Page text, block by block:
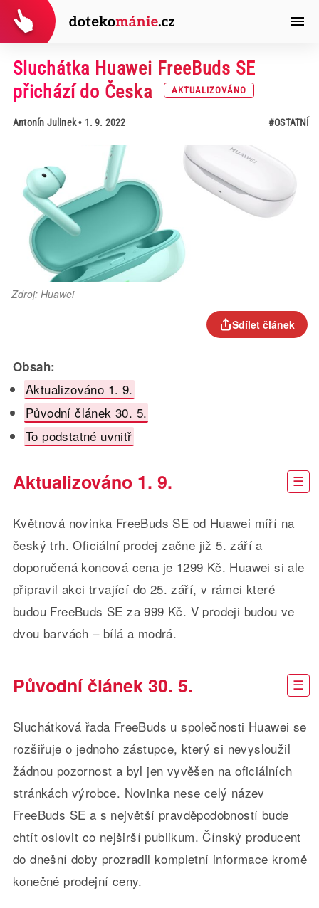
Sluchátka Huawei FreeBuds SE
přichází do Česka
AKTUALIZOVÁNO
Antonín Julinek• 1. 9. 2022 #OSTATNÍ
Zdroj: Huawei
Sdílet článek
Obsah:
Aktualizováno 1. 9.
Původní článek 30. 5.
To podstatné uvnitř
Aktualizováno 1. 9.
Květnová novinka FreeBuds SE od Huawei míří na
český trh. Oficiální prodej začne již 5. září a
doporučená koncová cena je 1299 Kč. Huawei si ale
připravil akci trvající do 25. září, v rámci které
budou FreeBuds SE za 999 Kč. V prodeji budou ve
dvou barvách – bílá a modrá.
Původní článek 30. 5.
Sluchátková řada FreeBuds u společnosti Huawei se
rozšiřuje o jednoho zástupce, který si nevysloužil
žádnou pozornost a byl jen vyvěšen na oficiálních
stránkách výrobce. Novinka nese celý název
FreeBuds SE a s největší pravděpodobností bude
chtít oslovit co nejširší publikum. Čínský producent
do dnešní doby prozradil kompletní informace kromě
konečné prodejní ceny.